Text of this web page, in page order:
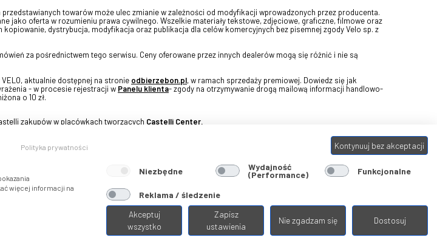
towarów może ulec zmianie w zależności od modyfikacji wprowadzonych przez producenta.
jako oferta w rozumieniu prawa cywilnego. Wszelkie materiały tekstowe, zdjęciowe, graficzne, filmowe oraz
dystrybucja, modyfikacja oraz publikacja dla celów komercyjnych bez pisemnej zgody Velo sp. z
za pośrednictwem tego serwisu. Ceny oferowane przez innych dealerów mogą się różnić i nie są
aktualnie dostępnej na stronie odbierzebon.pl, w ramach sprzedaży premiowej. Dowiedz się jak
- w procesie rejestracji w Panelu klienta- zgody na otrzymywanie drogą mailową informacji handlowo-
o 10 zł.
zakupów w placówkach tworzących Castelli Center.
Kontynuuj bez akceptacji
Polityka prywatności
więcej informacji na
Niezbędne Wydajność
(Performance) Funkcjonalne
Reklama / śledzenie
Akceptuj
wszystko
Zapisz
ustawienia
Nie zgadzam się Dostosuj